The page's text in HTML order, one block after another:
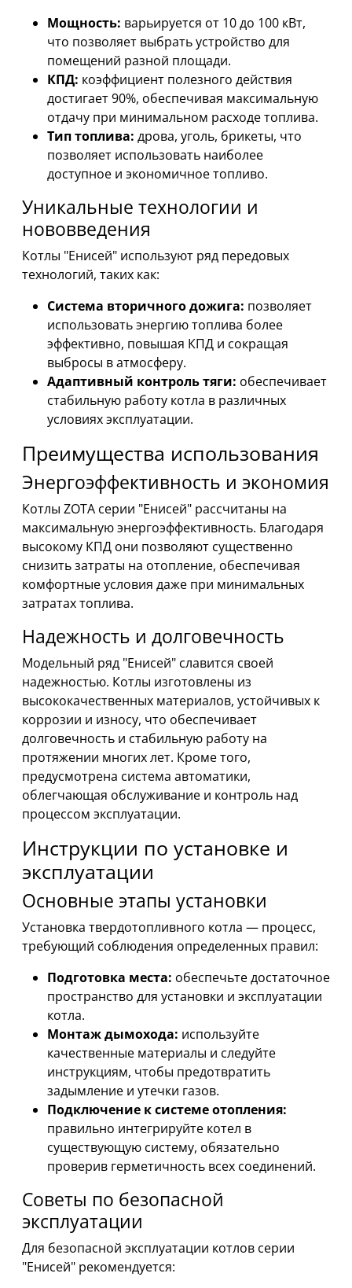
Мощность: варьируется от 10 до 100 кВт,
что позволяет выбрать устройство для
помещений разной площади.
КПД: коэффициент полезного действия
достигает 90%, обеспечивая максимальную
отдачу при минимальном расходе топлива.
Тип топлива: дрова, уголь, брикеты, что
позволяет использовать наиболее
доступное и экономичное топливо.
Уникальные технологии и
нововведения
Котлы "Енисей" используют ряд передовых
технологий, таких как:
Система вторичного дожига: позволяет
использовать энергию топлива более
эффективно, повышая КПД и сокращая
выбросы в атмосферу.
Адаптивный контроль тяги: обеспечивает
стабильную работу котла в различных
условиях эксплуатации.
Преимущества использования
Энергоэффективность и экономия
Котлы ZOTA серии "Енисей" рассчитаны на
максимальную энергоэффективность. Благодаря
высокому КПД они позволяют существенно
снизить затраты на отопление, обеспечивая
комфортные условия даже при минимальных
затратах топлива.
Надежность и долговечность
Модельный ряд "Енисей" славится своей
надежностью. Котлы изготовлены из
высококачественных материалов, устойчивых к
коррозии и износу, что обеспечивает
долговечность и стабильную работу на
протяжении многих лет. Кроме того,
предусмотрена система автоматики,
облегчающая обслуживание и контроль над
процессом эксплуатации.
Инструкции по установке и
эксплуатации
Основные этапы установки
Установка твердотопливного котла — процесс,
требующий соблюдения определенных правил:
Подготовка места: обеспечьте достаточное
пространство для установки и эксплуатации
котла.
Монтаж дымохода: используйте
качественные материалы и следуйте
инструкциям, чтобы предотвратить
задымление и утечки газов.
Подключение к системе отопления:
правильно интегрируйте котел в
существующую систему, обязательно
проверив герметичность всех соединений.
Советы по безопасной
эксплуатации
Для безопасной эксплуатации котлов серии
"Енисей" рекомендуется: